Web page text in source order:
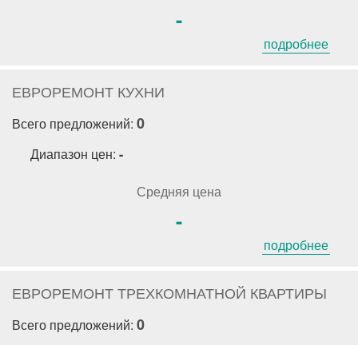
-
подробнее
ЕВРОРЕМОНТ КУХНИ
Всего предложений: 0
Диапазон цен: -
Средняя цена
-
подробнее
ЕВРОРЕМОНТ ТРЕХКОМНАТНОЙ КВАРТИРЫ
Всего предложений: 0